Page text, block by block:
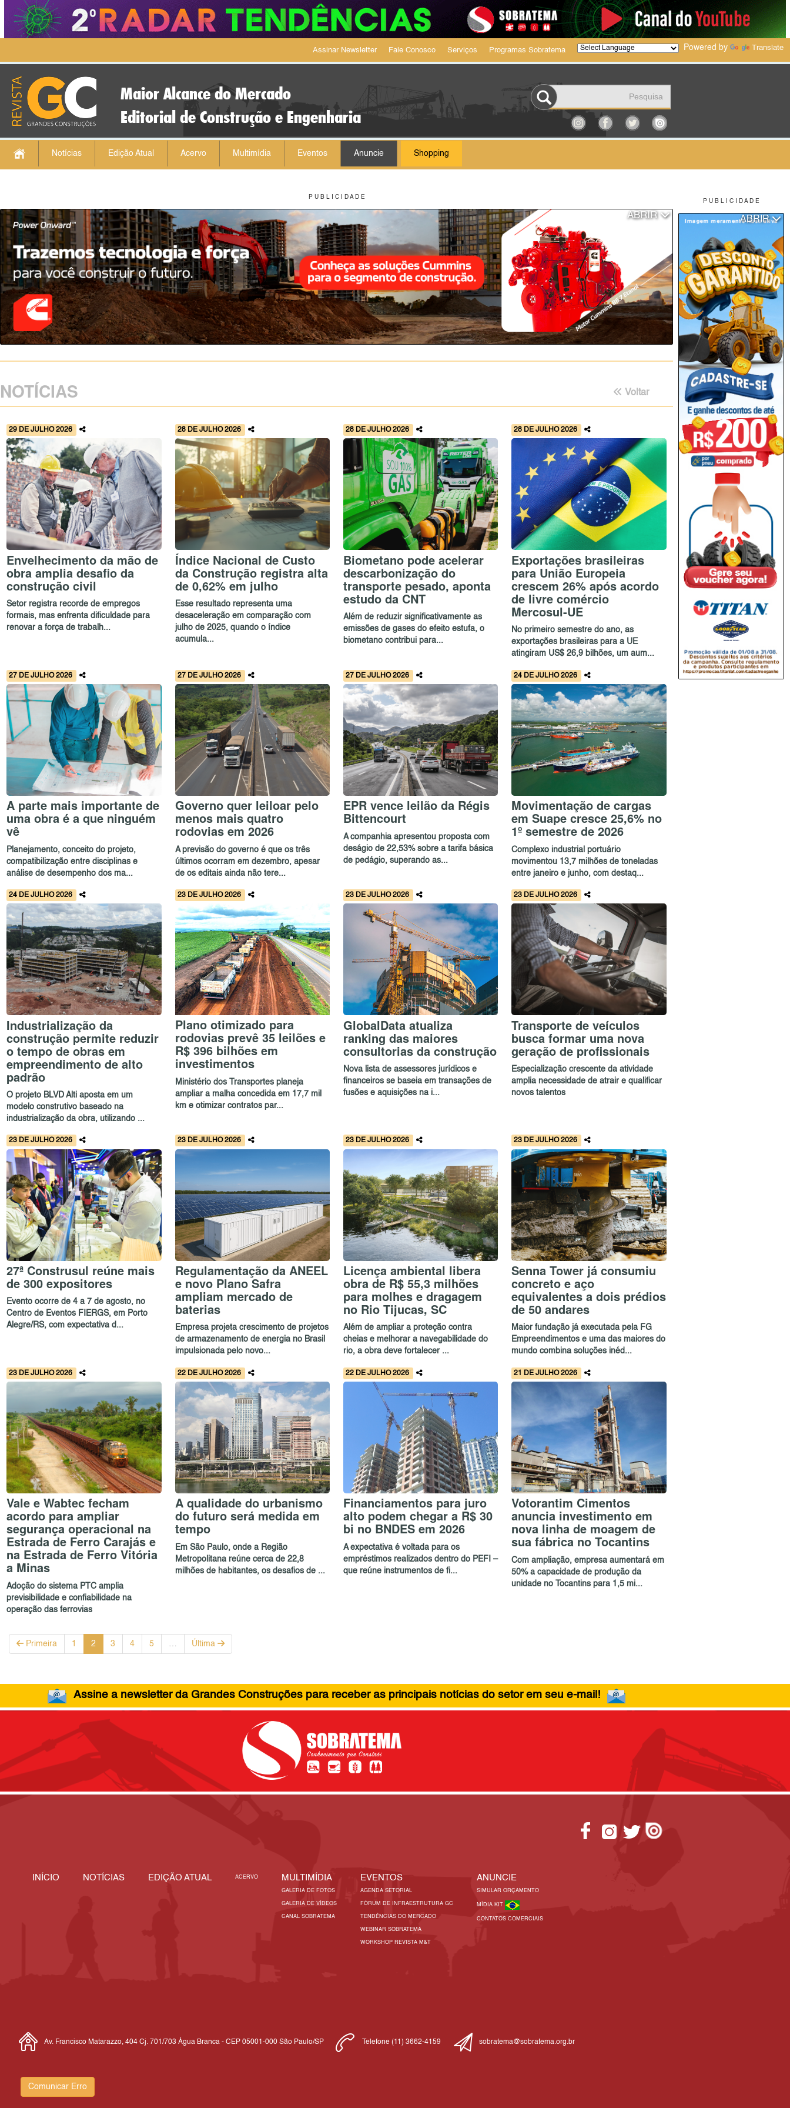
P U B L I C I D A D E
ABRIR
Assinar Newsletter Fale Conosco Serviços Programas Sobratema Powered by Translate
Maior Alcance do Mercado
Editorial de Construção e Engenharia
Notícias Edição Atual Acervo Multimídia Eventos Anuncie Shopping
P U B L I C I D A D E
ABRIR
NOTÍCIAS Voltar
29 DE JULHO 2026
Envelhecimento da mão de
obra amplia desafio da
construção civil
Setor registra recorde de empregos
formais, mas enfrenta dificuldade para
renovar a força de trabalh...
28 DE JULHO 2026
Índice Nacional de Custo
da Construção registra alta
de 0,62% em julho
Esse resultado representa uma
desaceleração em comparação com
julho de 2025, quando o índice
acumula...
28 DE JULHO 2026
Biometano pode acelerar
descarbonização do
transporte pesado, aponta
estudo da CNT
Além de reduzir significativamente as
emissões de gases do efeito estufa, o
biometano contribui para...
28 DE JULHO 2026
Exportações brasileiras
para União Europeia
crescem 26% após acordo
de livre comércio
Mercosul-UE
No primeiro semestre do ano, as
exportações brasileiras para a UE
atingiram US$ 26,9 bilhões, um aum...
27 DE JULHO 2026
A parte mais importante de
uma obra é a que ninguém
vê
Planejamento, conceito do projeto,
compatibilização entre disciplinas e
análise de desempenho dos ma...
27 DE JULHO 2026
Governo quer leiloar pelo
menos mais quatro
rodovias em 2026
A previsão do governo é que os três
últimos ocorram em dezembro, apesar
de os editais ainda não tere...
27 DE JULHO 2026
EPR vence leilão da Régis
Bittencourt
A companhia apresentou proposta com
deságio de 22,53% sobre a tarifa básica
de pedágio, superando as...
24 DE JULHO 2026
Movimentação de cargas
em Suape cresce 25,6% no
1º semestre de 2026
Complexo industrial portuário
movimentou 13,7 milhões de toneladas
entre janeiro e junho, com destaq...
24 DE JULHO 2026
Industrialização da
construção permite reduzir
o tempo de obras em
empreendimento de alto
padrão
O projeto BLVD Alti aposta em um
modelo construtivo baseado na
industrialização da obra, utilizando ...
23 DE JULHO 2026
Plano otimizado para
rodovias prevê 35 leilões e
R$ 396 bilhões em
investimentos
Ministério dos Transportes planeja
ampliar a malha concedida em 17,7 mil
km e otimizar contratos par...
23 DE JULHO 2026
GlobalData atualiza
ranking das maiores
consultorias da construção
Nova lista de assessores jurídicos e
financeiros se baseia em transações de
fusões e aquisições na i...
23 DE JULHO 2026
Transporte de veículos
busca formar uma nova
geração de profissionais
Especialização crescente da atividade
amplia necessidade de atrair e qualificar
novos talentos
23 DE JULHO 2026
27ª Construsul reúne mais
de 300 expositores
Evento ocorre de 4 a 7 de agosto, no
Centro de Eventos FIERGS, em Porto
Alegre/RS, com expectativa d...
23 DE JULHO 2026
Regulamentação da ANEEL
e novo Plano Safra
ampliam mercado de
baterias
Empresa projeta crescimento de projetos
de armazenamento de energia no Brasil
impulsionada pelo novo...
23 DE JULHO 2026
Licença ambiental libera
obra de R$ 55,3 milhões
para molhes e dragagem
no Rio Tijucas, SC
Além de ampliar a proteção contra
cheias e melhorar a navegabilidade do
rio, a obra deve fortalecer ...
23 DE JULHO 2026
Senna Tower já consumiu
concreto e aço
equivalentes a dois prédios
de 50 andares
Maior fundação já executada pela FG
Empreendimentos e uma das maiores do
mundo combina soluções inéd...
23 DE JULHO 2026
Vale e Wabtec fecham
acordo para ampliar
segurança operacional na
Estrada de Ferro Carajás e
na Estrada de Ferro Vitória
a Minas
Adoção do sistema PTC amplia
previsibilidade e confiabilidade na
operação das ferrovias
22 DE JULHO 2026
A qualidade do urbanismo
do futuro será medida em
tempo
Em São Paulo, onde a Região
Metropolitana reúne cerca de 22,8
milhões de habitantes, os desafios de ...
22 DE JULHO 2026
Financiamentos para juro
alto podem chegar a R$ 30
bi no BNDES em 2026
A expectativa é voltada para os
empréstimos realizados dentro do PEFI –
que reúne instrumentos de fi...
21 DE JULHO 2026
Votorantim Cimentos
anuncia investimento em
nova linha de moagem de
sua fábrica no Tocantins
Com ampliação, empresa aumentará em
50% a capacidade de produção da
unidade no Tocantins para 1,5 mi...
Primeira 1 2 3 4 5 Última
Assine a newsletter da Grandes Construções para receber as principais notícias do setor em seu e-mail!
INÍCIO NOTÍCIAS EDIÇÃO ATUAL ACERVO MULTIMÍDIA
GALERIA DE FOTOS
GALERIA DE VÍDEOS
CANAL SOBRATEMA
EVENTOS
AGENDA SETORIAL
FÓRUM DE INFRAESTRUTURA GC
TENDÊNCIAS DO MERCADO
WEBINAR SOBRATEMA
WORKSHOP REVISTA M&T
ANUNCIE
SIMULAR ORÇAMENTO
MÍDIA KIT
CONTATOS COMERCIAIS
Av. Francisco Matarazzo, 404 Cj. 701/703 Água Branca - CEP 05001-000 São Paulo/SP Telefone (11) 3662-4159 sobratema@sobratema.org.br
Comunicar Erro